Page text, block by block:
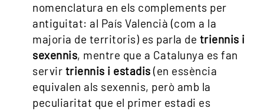
nomenclatura en els complements per
antiguitat: al País Valencià (com a la
majoria de territoris) es parla de triennis i
sexennis, mentre que a Catalunya es fan
servir triennis i estadis (en essència
equivalen als sexennis, però amb la
peculiaritat que el primer estadi es